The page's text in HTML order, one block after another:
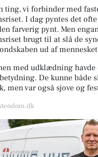
ting, vi forbinder med
I dag pyntes det
farverig pynt. Men
brugt til at slå de
ud af
med udklædning havde
De kunne både
men var også sjove og